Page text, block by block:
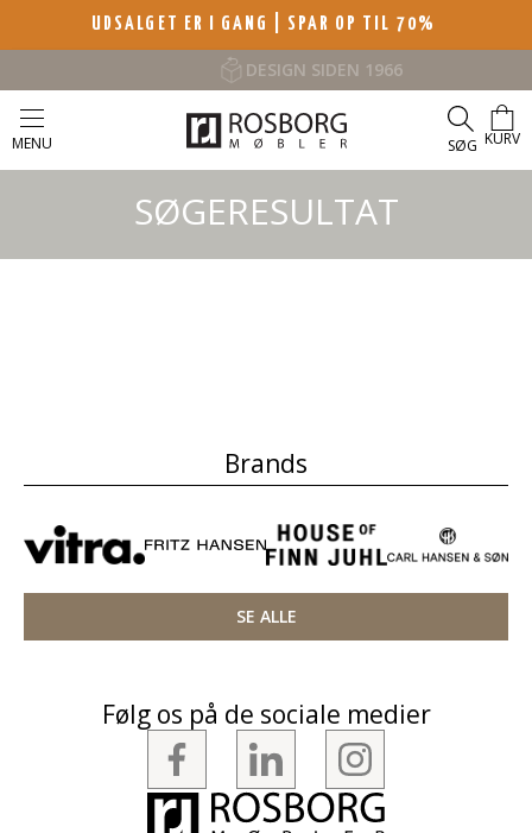
UDSALGET ER I GANG | SPAR OP TIL 70%
DESIGN SIDEN 1966
MENU SØG KURV
SØGERESULTAT
Brands
SE ALLE
Følg os på de sociale medier